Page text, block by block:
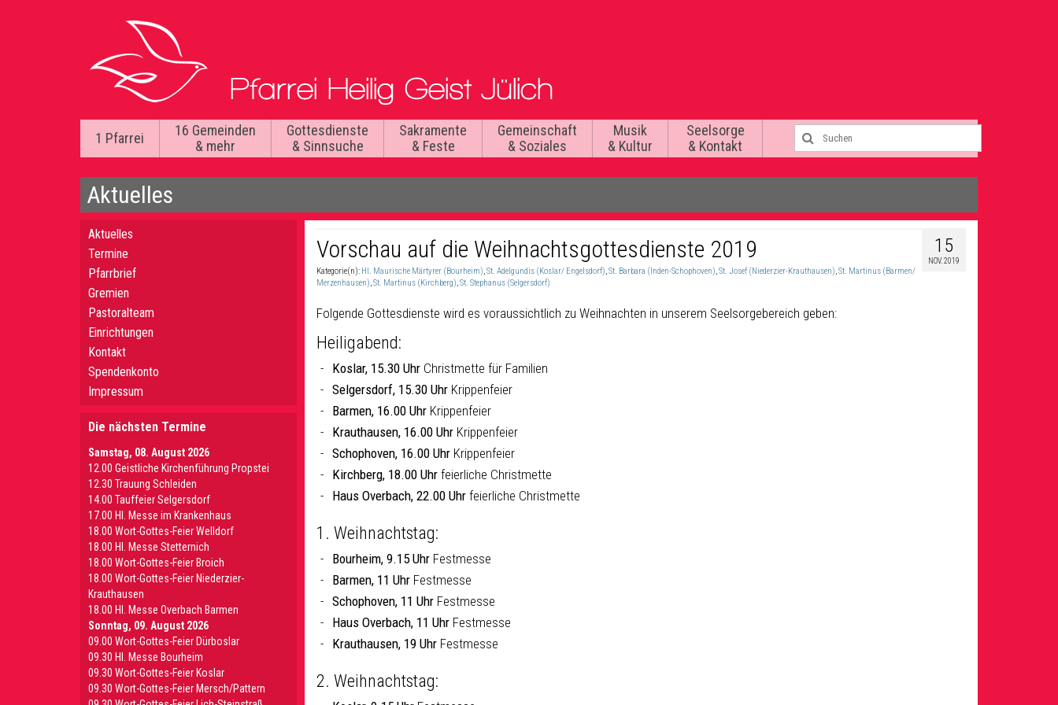
1 Pfarrei
16 Gemeinden
& mehr
Gottesdienste
& Sinnsuche
Sakramente
& Feste
Gemeinschaft
& Soziales
Musik
& Kultur
Seelsorge
& Kontakt
Aktuelles
15
NOV. 2019
Vorschau auf die Weihnachtsgottesdienste 2019
Kategorie(n): Hl. Maurische Märtyrer (Bourheim),St. Adelgundis (Koslar/ Engelsdorf),St. Barbara (Inden-Schophoven),St. Josef (Niederzier-Krauthausen),St. Martinus (Barmen/
Merzenhausen),St. Martinus (Kirchberg),St. Stephanus (Selgersdorf)
Folgende Gottesdienste wird es voraussichtlich zu Weihnachten in unserem Seelsorgebereich geben:
Heiligabend:
Koslar, 15.30 Uhr Christmette für Familien
Selgersdorf, 15.30 Uhr Krippenfeier
Barmen, 16.00 Uhr Krippenfeier
Krauthausen, 16.00 Uhr Krippenfeier
Schophoven, 16.00 Uhr Krippenfeier
Kirchberg, 18.00 Uhr feierliche Christmette
Haus Overbach, 22.00 Uhr feierliche Christmette
1. Weihnachtstag:
Bourheim, 9.15 Uhr Festmesse
Barmen, 11 Uhr Festmesse
Schophoven, 11 Uhr Festmesse
Haus Overbach, 11 Uhr Festmesse
Krauthausen, 19 Uhr Festmesse
2. Weihnachtstag:
Aktuelles
Termine
Pfarrbrief
Gremien
Pastoralteam
Einrichtungen
Kontakt
Spendenkonto
Impressum
Die nächsten Termine
Samstag, 08. August 2026
12.00 Geistliche Kirchenführung Propstei
12.30 Trauung Schleiden
14.00 Tauffeier Selgersdorf
17.00 Hl. Messe im Krankenhaus
18.00 Wort-Gottes-Feier Welldorf
18.00 Hl. Messe Stetternich
18.00 Wort-Gottes-Feier Broich
18.00 Wort-Gottes-Feier Niederzier-
Krauthausen
18.00 Hl. Messe Overbach Barmen
Sonntag, 09. August 2026
09.00 Wort-Gottes-Feier Dürboslar
09.30 HI. Messe Bourheim
09.30 Wort-Gottes-Feier Koslar
09.30 Wort-Gottes-Feier Mersch/Pattern